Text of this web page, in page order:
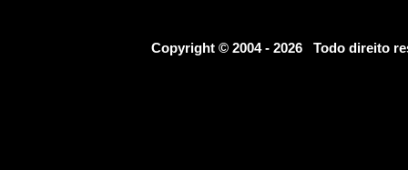
Copyright © 2004 - 2026 Todo direito